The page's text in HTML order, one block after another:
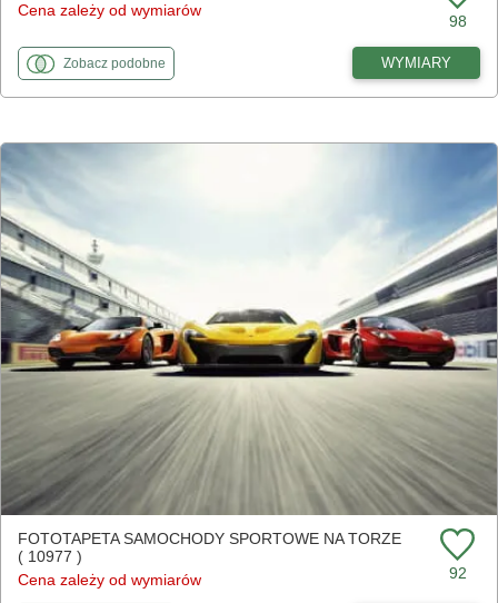
Cena zależy od wymiarów
98
Zobaczfototapety
podobnedo Quad WYMIARY
FOTOTAPETA SAMOCHODY SPORTOWE NA TORZE
( 10977 )
Cena zależy od wymiarów
92